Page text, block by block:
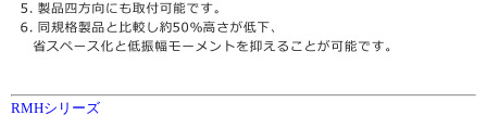
RMHシリーズ